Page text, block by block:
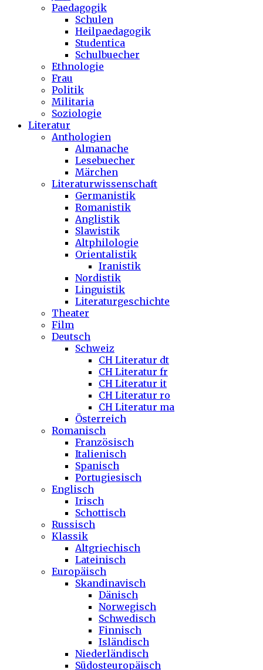
Paedagogik
Schulen
Heilpaedagogik
Studentica
Schulbuecher
Ethnologie
Frau
Politik
Militaria
Soziologie
Literatur
Anthologien
Almanache
Lesebuecher
Märchen
Literaturwissenschaft
Germanistik
Romanistik
Anglistik
Slawistik
Altphilologie
Orientalistik
Iranistik
Nordistik
Linguistik
Literaturgeschichte
Theater
Film
Deutsch
Schweiz
CH Literatur dt
CH Literatur fr
CH Literatur it
CH Literatur ro
CH Literatur ma
Österreich
Romanisch
Französisch
Italienisch
Spanisch
Portugiesisch
Englisch
Irisch
Schottisch
Russisch
Klassik
Altgriechisch
Lateinisch
Europäisch
Skandinavisch
Dänisch
Norwegisch
Schwedisch
Finnisch
Isländisch
Niederländisch
Südosteuropäisch